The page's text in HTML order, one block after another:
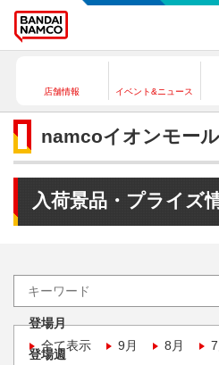
店舗情報 イベント&ニュース
namcoイオンモー
入荷景品・プライズ
登場月
全て表示
9月 8月
登場週